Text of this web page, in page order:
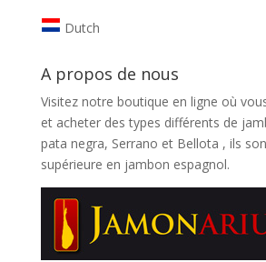
Dutch
A propos de nous
Visitez notre boutique en ligne où
et acheter des types différents de
pata negra, Serrano et Bellota , ils
supérieure en jambon espagnol.